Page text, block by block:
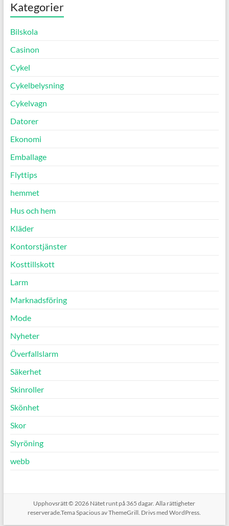
Kategorier
Bilskola
Casinon
Cykel
Cykelbelysning
Cykelvagn
Datorer
Ekonomi
Emballage
Flyttips
hemmet
Hus och hem
Kläder
Kontorstjänster
Kosttillskott
Larm
Marknadsföring
Mode
Nyheter
Överfallslarm
Säkerhet
Skinroller
Skönhet
Skor
Slyröning
webb
Upphovsrätt © 2026 Nätet runt på 365 dagar. Alla rättigheter
reserverade.TemaSpaciousav ThemeGrill. Drivs medWordPress